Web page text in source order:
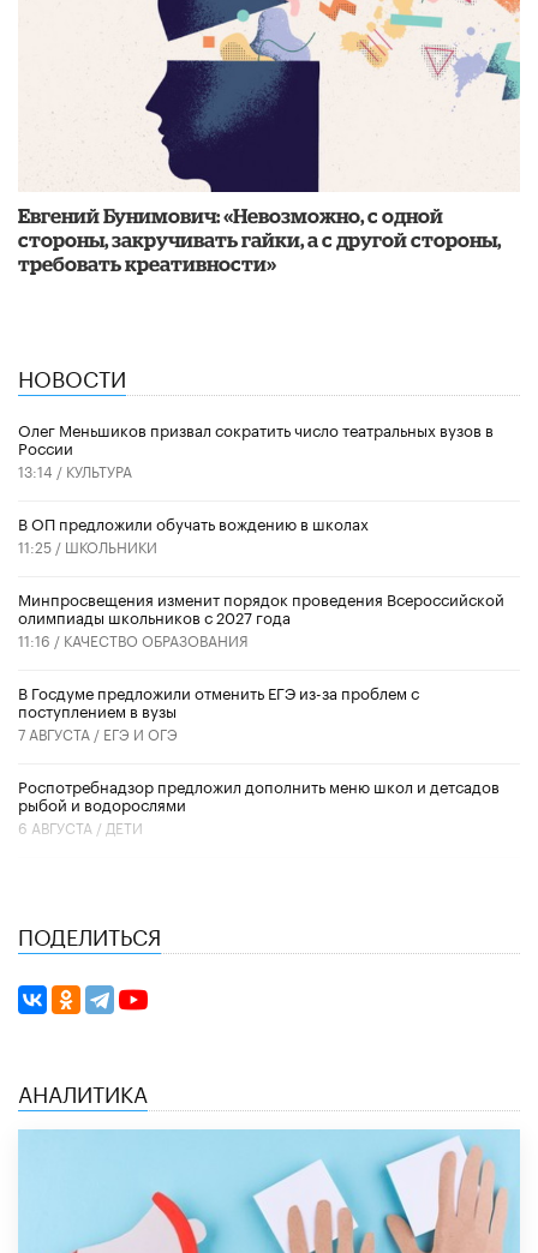
Евгений Бунимович: «Невозможно, с одной
стороны, закручивать гайки, а с другой стороны,
требовать креативности»
НОВОСТИ
Олег Меньшиков призвал сократить число театральных вузов в
России
13:14 / КУЛЬТУРА
В ОП предложили обучать вождению в школах
11:25 / ШКОЛЬНИКИ
Минпросвещения изменит порядок проведения Всероссийской
олимпиады школьников с 2027 года
11:16 / КАЧЕСТВО ОБРАЗОВАНИЯ
В Госдуме предложили отменить ЕГЭ из-за проблем с
поступлением в вузы
7 АВГУСТА / ЕГЭ И ОГЭ
Роспотребнадзор предложил дополнить меню школ и детсадов
рыбой и водорослями
6 АВГУСТА / ДЕТИ
ПОДЕЛИТЬСЯ
АНАЛИТИКА